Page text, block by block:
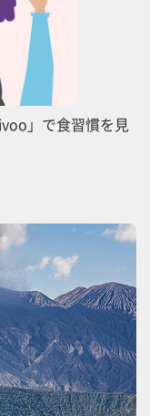
」で食習慣を見